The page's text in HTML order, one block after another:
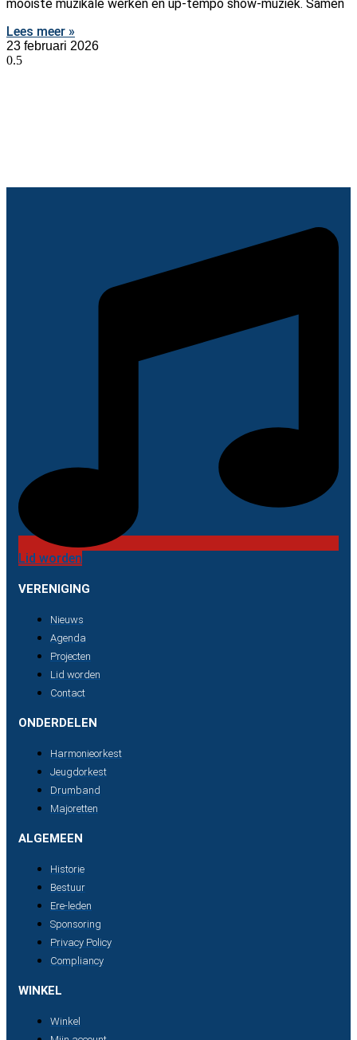
mooiste muzikale werken én up-tempo show-muziek. Samen
Lees meer »
23 februari 2026
Lid worden
VERENIGING
Nieuws
Agenda
Projecten
Lid worden
Contact
ONDERDELEN
Harmonieorkest
Jeugdorkest
Drumband
Majoretten
ALGEMEEN
Historie
Bestuur
Ere-leden
Sponsoring
Privacy Policy
Compliancy
WINKEL
Winkel